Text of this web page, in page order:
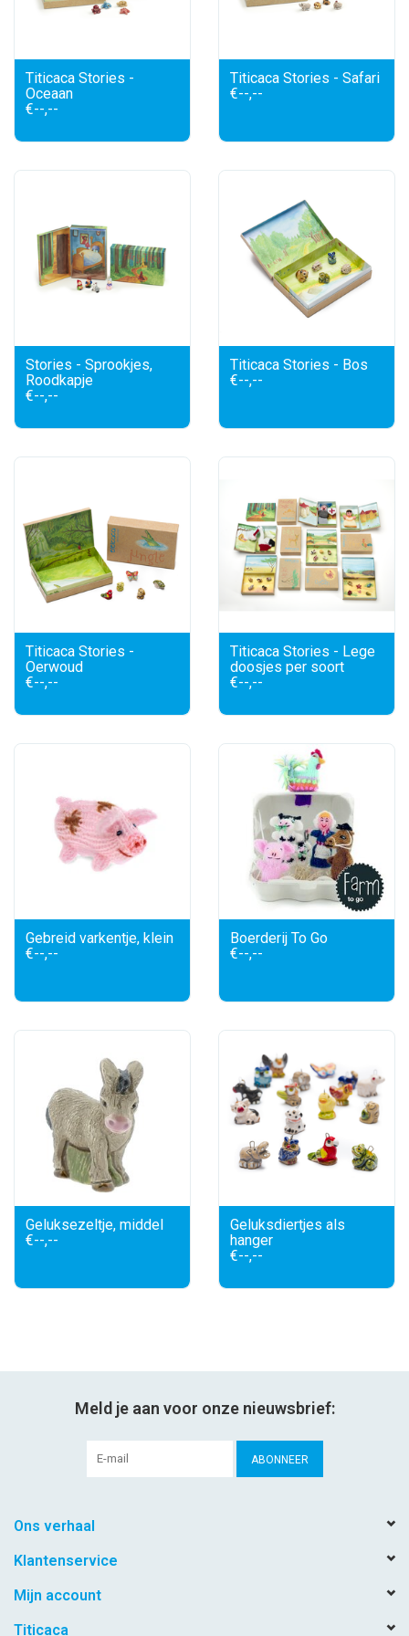
Titicaca Stories -
Oceaan
€--,--
Titicaca Stories - Safari
€--,--
Stories - Sprookjes,
Roodkapje
€--,--
Titicaca Stories - Bos
€--,--
Titicaca Stories -
Oerwoud
€--,--
Titicaca Stories - Lege
doosjes per soort
€--,--
Gebreid varkentje, klein
€--,--
Boerderij To Go
€--,--
Geluksezeltje, middel
€--,--
Geluksdiertjes als
hanger
€--,--
Meld je aan voor onze nieuwsbrief:
ABONNEER
Ons verhaal
Klantenservice
Mijn account
Titicaca